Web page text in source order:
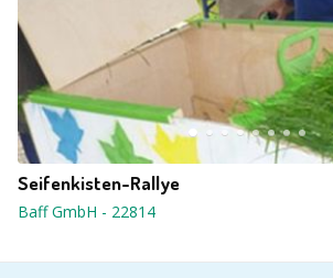
Seifenkisten-Rallye
Baff GmbH - 22814